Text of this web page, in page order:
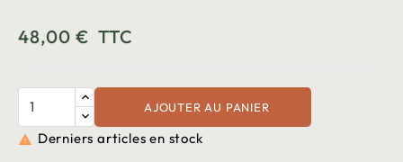
48,00 € TTC
AJOUTER AU PANIER
 Derniers articles en stock